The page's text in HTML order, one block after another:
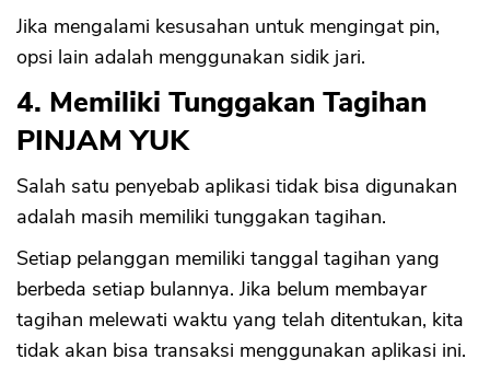
Jika mengalami kesusahan untuk mengingat pin,
opsi lain adalah menggunakan sidik jari.
4. Memiliki Tunggakan Tagihan
PINJAM YUK
Salah satu penyebab aplikasi tidak bisa digunakan
adalah masih memiliki tunggakan tagihan.
Setiap pelanggan memiliki tanggal tagihan yang
berbeda setiap bulannya. Jika belum membayar
tagihan melewati waktu yang telah ditentukan, kita
tidak akan bisa transaksi menggunakan aplikasi ini.